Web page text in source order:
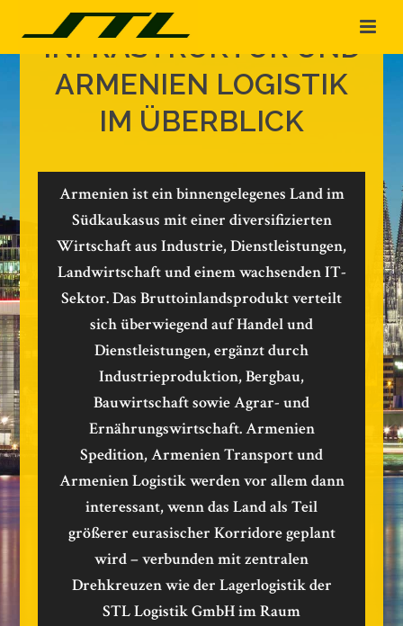
WIRTSCHAFT,
INFRASTRUKTUR UND
ARMENIEN LOGISTIK
IM ÜBERBLICK
Armenien ist ein binnengelegenes Land im
Südkaukasus mit einer diversifizierten
Wirtschaft aus Industrie, Dienstleistungen,
Landwirtschaft und einem wachsenden IT-
Sektor. Das Bruttoinlandsprodukt verteilt
sich überwiegend auf Handel und
Dienstleistungen, ergänzt durch
Industrieproduktion, Bergbau,
Bauwirtschaft sowie Agrar- und
Ernährungswirtschaft. Armenien
Spedition, Armenien Transport und
Armenien Logistik werden vor allem dann
interessant, wenn das Land als Teil
größerer eurasischer Korridore geplant
wird – verbunden mit zentralen
Drehkreuzen wie der Lagerlogistik der
STL Logistik GmbH im Raum